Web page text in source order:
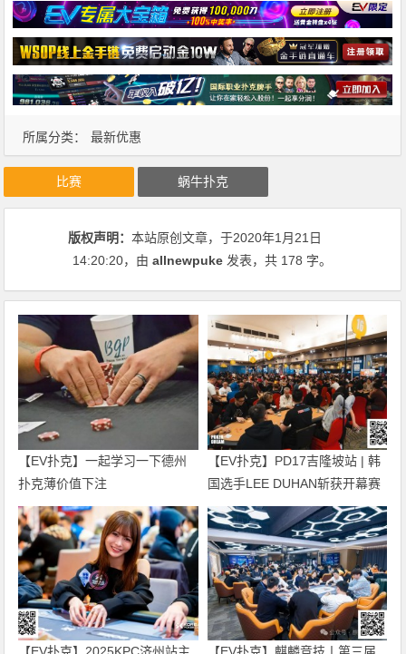
所属分类： 最新优惠
比赛 蜗牛扑克
版权声明：本站原创文章，于2020年1月21日
14:20:20，由allnewpuke 发表，共 178 字。
【EV扑克】一起学习一下德州
扑克薄价值下注
【EV扑克】PD17吉隆坡站 | 韩
国选手LEE DUHAN斩获开幕赛
冠军 国人刘文凯获第5名